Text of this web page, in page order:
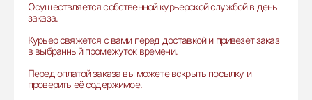
Осуществляется собственной курьерской службой в день
заказа.
Курьер свяжется с вами перед доставкой и привезёт заказ
в выбранный промежуток времени.
Перед оплатой заказа вы можете вскрыть посылку и
проверить её содержимое.